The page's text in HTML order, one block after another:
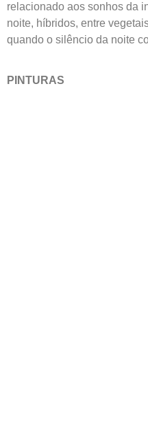
relacionado aos sonhos da
noite, híbridos, entre
quando o silêncio da noite
PINTURAS